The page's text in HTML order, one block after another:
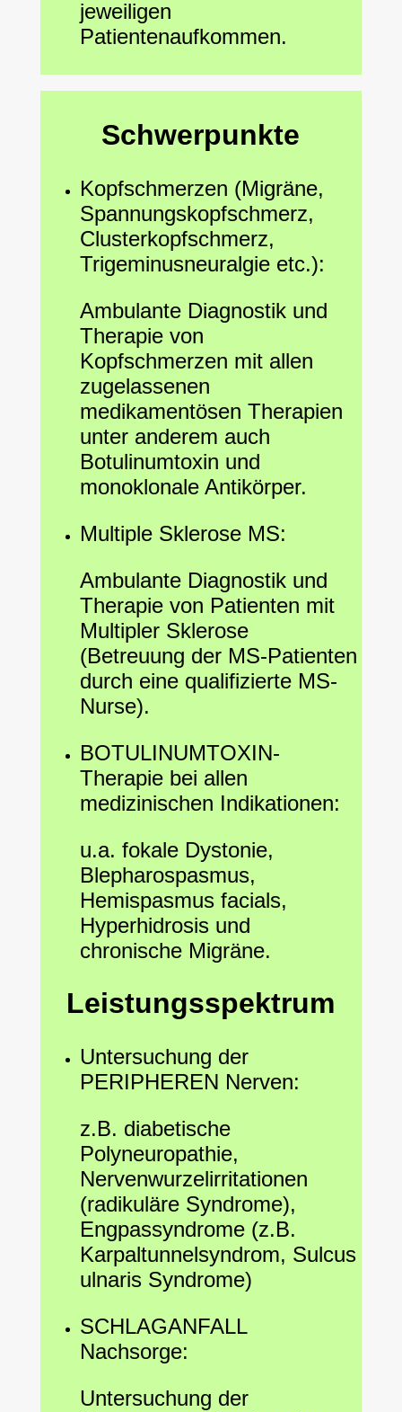
jeweiligen
Patientenaufkommen.
Schwerpunkte
Kopfschmerzen (Migräne,
Spannungskopfschmerz,
Clusterkopfschmerz,
Trigeminusneuralgie etc.):
Ambulante Diagnostik und
Therapie von
Kopfschmerzen mit allen
zugelassenen
medikamentösen Therapien
unter anderem auch
Botulinumtoxin und
monoklonale Antikörper.
Multiple Sklerose MS:
Ambulante Diagnostik und
Therapie von Patienten mit
Multipler Sklerose
(Betreuung der MS-Patienten
durch eine qualifizierte MS-
Nurse).
BOTULINUMTOXIN-
Therapie bei allen
medizinischen Indikationen:
u.a. fokale Dystonie,
Blepharospasmus,
Hemispasmus facials,
Hyperhidrosis und
chronische Migräne.
Leistungsspektrum
Untersuchung der
PERIPHEREN Nerven:
z.B. diabetische
Polyneuropathie,
Nervenwurzelirritationen
(radikuläre Syndrome),
Engpassyndrome (z.B.
Karpaltunnelsyndrom, Sulcus
ulnaris Syndrome)
SCHLAGANFALL
Nachsorge:
Untersuchung der